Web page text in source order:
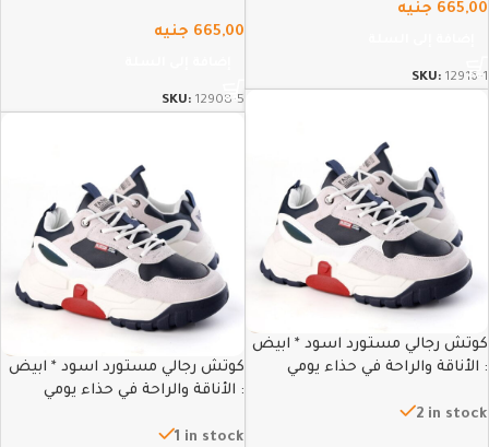
665,00 جنيه
SKU: 12916-1
665,00 جنيه
SKU: 12908-5
كوتش رجالي مستورد اسود * ابيض
: الأناقة والراحة في حذاء يومي
2 in stock
كوتش رجالي مستورد اسود * ابيض
: الأناقة والراحة في حذاء يومي
1 in stock